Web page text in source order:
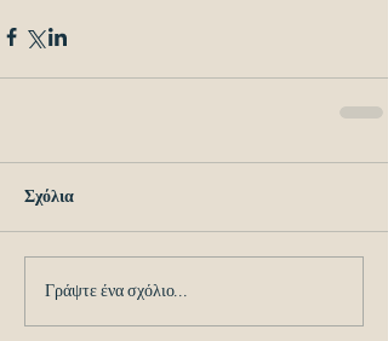
Σχόλια
Γράψτε ένα σχόλιο...